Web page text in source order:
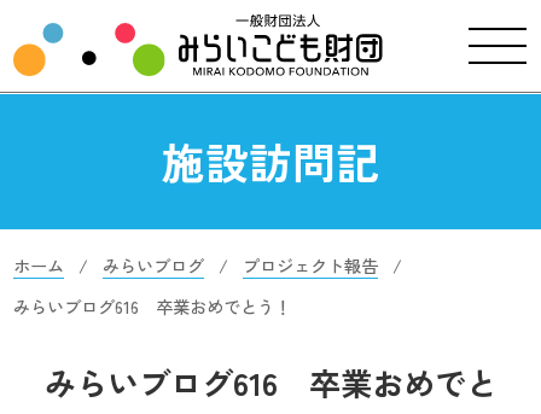
施設訪問記
ホーム みらいブログ
プロジェクト報告
みらいブログ616 卒業おめでとう！
みらいブログ616 卒業おめでと